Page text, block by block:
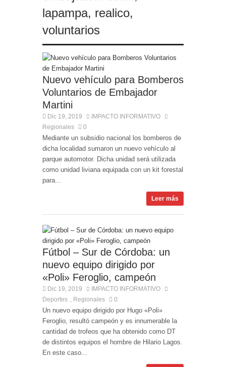
vicaria
lapampa, realico,
voluntarios
Nuevo vehículo para Bomberos
Voluntarios de Embajador
Martini
Dic 19, 2019
IMPACTO INFORMATIVO
Regionales
0
Mediante un subsidio nacional los bomberos de
dicha localidad sumaron un nuevo vehículo al
parque automotor. Dicha unidad será utilizada
como unidad liviana equipada con un kit forestal
para...
Leer más
Fútbol – Sur de Córdoba: un
nuevo equipo dirigido por
«Poli» Feroglio, campeón
Dic 19, 2019
IMPACTO INFORMATIVO
Deportes
Regionales 0
Un nuevo equipo dirigido por Hugo «Poli»
Feroglio, resultó campeón y es innumerable la
cantidad de trofeos que ha obtenido como DT
de distintos equipos el hombre de Hilario Lagos.
En este caso...